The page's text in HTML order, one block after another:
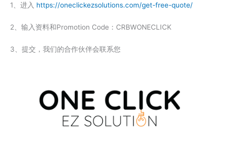
1、进入 https://oneclickezsolutions.com/get-free-quote/
2、输入资料和Promotion Code：CRBWONECLICK
3、提交，我们的合作伙伴会联系您